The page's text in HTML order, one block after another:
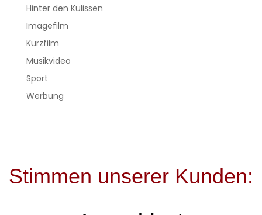
Hinter den Kulissen
Imagefilm
Kurzfilm
Musikvideo
Sport
Werbung
Stimmen unserer Kunden: